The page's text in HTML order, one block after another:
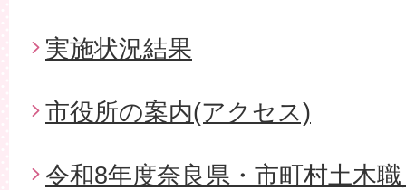
実施状況結果
市役所の案内(アクセス)
令和8年度奈良県・市町村土木